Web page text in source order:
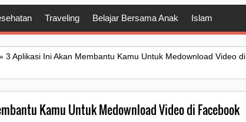
Traveling Belajar Bersama Anak Islam
3 Aplikasi Ini Akan Membantu Kamu Untuk Medownload Video di
Kamu Untuk Medownload Video di Facebook